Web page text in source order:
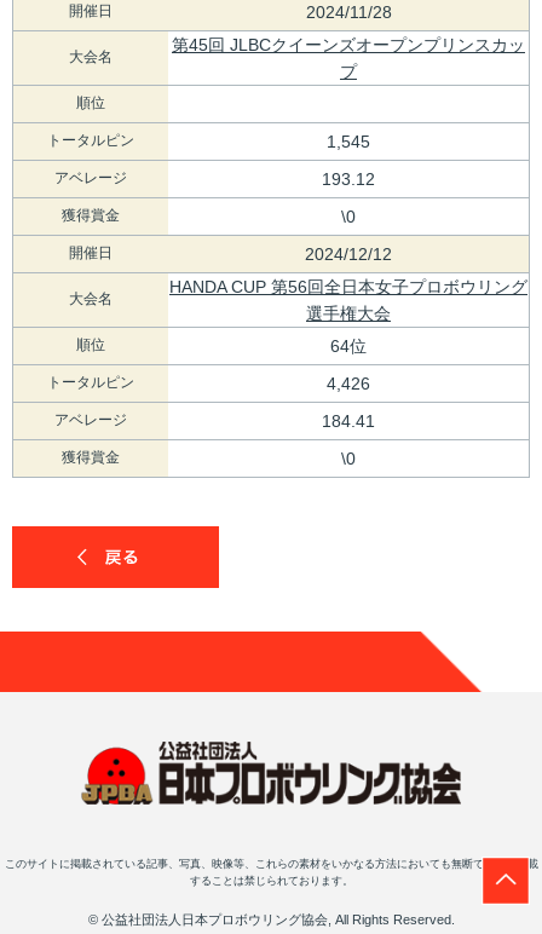
開催日 2024/11/28
大会名
第45回 JLBCクイーンズオープンプリンスカッ
プ
順位
トータルピン 1,545
アベレージ 193.12
獲得賞金 \0
開催日 2024/12/12
大会名
HANDA CUP 第56回全日本女子プロボウリング
選手権大会
順位 64位
トータルピン 4,426
アベレージ 184.41
獲得賞金 \0
このサイトに掲載されている記事、写真、映像等、これらの素材をいかなる方法においても無断で複写・転載
することは禁じられております。
© 公益社団法人日本プロボウリング協会, All Rights Reserved.